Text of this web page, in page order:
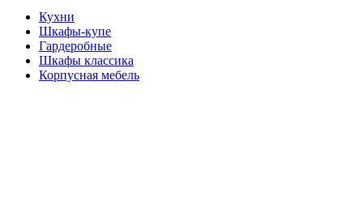
Кухни
Шкафы-купе
Гардеробные
Шкафы классика
Корпусная мебель